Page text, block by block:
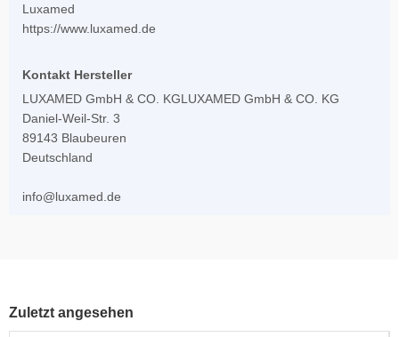
Luxamed
https://www.luxamed.de
Kontakt Hersteller
LUXAMED GmbH & CO. KGLUXAMED GmbH & CO. KG
Daniel-Weil-Str. 3
89143 Blaubeuren
Deutschland
info@luxamed.de
Zuletzt angesehen